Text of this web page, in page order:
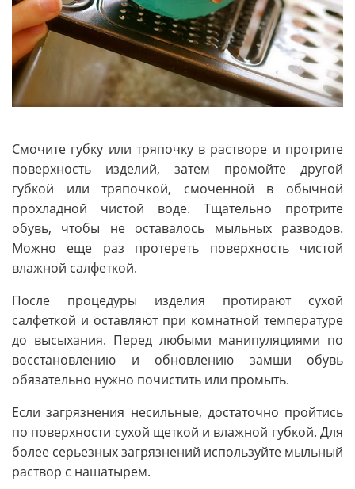
Смочите губку или тряпочку в растворе и протрите
поверхность изделий, затем промойте другой
губкой или тряпочкой, смоченной в обычной
прохладной чистой воде. Тщательно протрите
обувь, чтобы не оставалось мыльных разводов.
Можно еще раз протереть поверхность чистой
влажной салфеткой.
После процедуры изделия протирают сухой
салфеткой и оставляют при комнатной температуре
до высыхания. Перед любыми манипуляциями по
восстановлению и обновлению замши обувь
обязательно нужно почистить или промыть.
Если загрязнения несильные, достаточно пройтись
по поверхности сухой щеткой и влажной губкой. Для
более серьезных загрязнений используйте мыльный
раствор с нашатырем.